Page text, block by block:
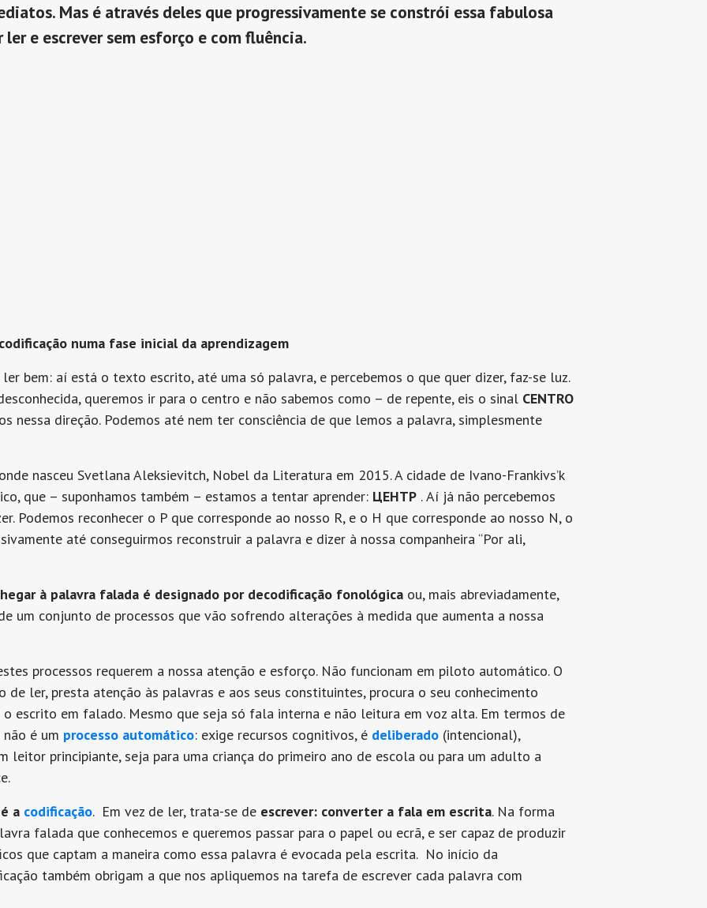
Mas é através deles que progressivamente se constrói essa fabulosa
e escrever sem esforço e com fluência.
numa fase inicial da aprendizagem
bem: aí está o texto escrito, até uma só palavra, e percebemos o que quer dizer, faz-se luz.
queremos ir para o centro e não sabemos como – de repente, eis o sinal CENTRO
nessa direção. Podemos até nem ter consciência de que lemos a palavra, simplesmente
nasceu Svetlana Aleksievitch, Nobel da Literatura em 2015. A cidade de Ivano-Frankivs’k
que – suponhamos também – estamos a tentar aprender: ЦЕНТР . Aí já não percebemos
Podemos reconhecer o P que corresponde ao nosso R, e o H que corresponde ao nosso N, o
até conseguirmos reconstruir a palavra e dizer à nossa companheira “Por ali,
à palavra falada é designado por decodificação fonológica ou, mais abreviadamente,
um conjunto de processos que vão sofrendo alterações à medida que aumenta a nossa
processos requerem a nossa atenção e esforço. Não funcionam em piloto automático. O
ler, presta atenção às palavras e aos seus constituintes, procura o seu conhecimento
escrito em falado. Mesmo que seja só fala interna e não leitura em voz alta. Em termos de
é um processo automático: exige recursos cognitivos, é deliberado (intencional),
leitor principiante, seja para uma criança do primeiro ano de escola ou para um adulto a
a codificação. Em vez de ler, trata-se de escrever: converter a fala em escrita. Na forma
falada que conhecemos e queremos passar para o papel ou ecrã, e ser capaz de produzir
que captam a maneira como essa palavra é evocada pela escrita. No início da
também obrigam a que nos apliquemos na tarefa de escrever cada palavra com